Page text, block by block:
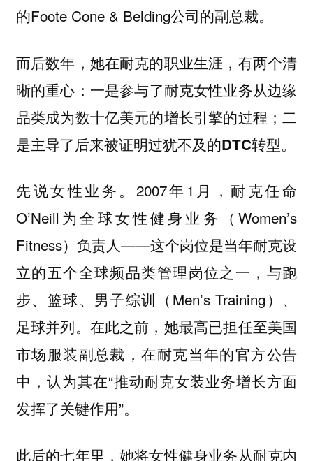
的Foote Cone & Belding公司的副总裁。
而后数年，她在耐克的职业生涯，有两个清
晰的重心： 一是参与了耐克女性业务从边缘
品类成为数十亿美元的增长引擎的过程；二
是主导了后来被证明过犹不及的DTC转型。
先说女性业务。2007年1月，耐克任命
O’Neill为全球女性健身业务（Women’s
Fitness）负责人——这个岗位是当年耐克设
立的五个全球频品类管理岗位之一，与跑
步、篮球、男子综训（Men’s Training）、
足球并列。在此之前，她最高已担任至美国
市场服装副总裁，在耐克当年的官方公告
中，认为其在“推动耐克女装业务增长方面
发挥了关键作用”。
此后的七年里，她将女性健身业务从耐克内